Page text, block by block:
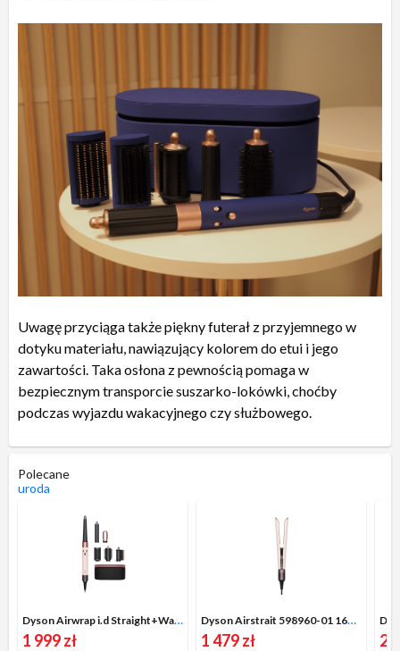
Uwagę przyciąga także piękny futerał z przyjemnego w
dotyku materiału, nawiązujący kolorem do etui i jego
zawartości. Taka osłona z pewnością pomaga w
bezpiecznym transporcie suszarko-lokówki, choćby
podczas wyjazdu wakacyjnego czy służbowego.
Polecane
uroda
Dyson Airwrap i.d Straight+Wavy 601848-01 1300W Jonizacja Zimny nawiew Średnica szczotki 40mm 3 poziomy temperatury
1 999 zł
Dyson Airstrait 598960-01 1600W Jonizacja
1 479 zł 2